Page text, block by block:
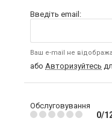
Введіть email:
Ваш e-mail не
або Авторизуйтесь
Обслуговування
0/